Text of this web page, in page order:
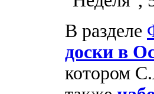
В разделе
доски в
котором